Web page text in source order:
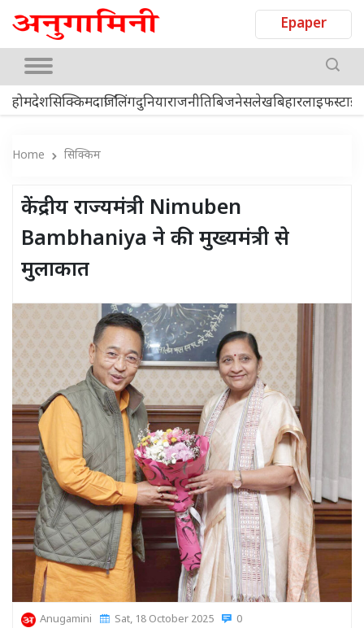
Epaper
होमदेशसिक्किमदार्जिलिंगदुनियाराजनीतिबिजनेसलेखबिहार
Home सिक्किम
केंद्रीय राज्यमंत्री Nimuben
Bambhaniya ने की मुख्यमंत्री से
मुलाकात
Anugamini Sat, 18 October 2025 0